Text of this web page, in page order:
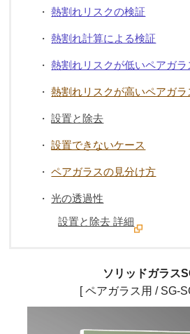
・熱割れリスクの検証
・熱割れ計算による検証
・熱割れリスクが低いペアガラ
・熱割れリスクが高いペアガラ
・設置と除去
・設置できないケース
・ペアガラスの見分け方
・光の透過性
設置と除去 詳細
ソリッドガラス
[ ペアガラス用 / SG-